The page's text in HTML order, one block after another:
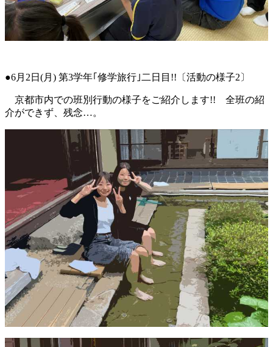
●6月2日(月) 第3学年｢修学旅行｣二日目!!〔活動の様子2〕
京都市内での班別行動の様子をご紹介します!! 全班の紹
介ができず、残念…。